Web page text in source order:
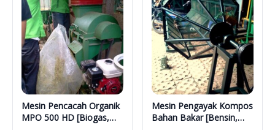
Mesin Pencacah Organik
MPO 500 HD [Biogas,
Mesin Pengayak Kompos
Bahan Bakar [Bensin,